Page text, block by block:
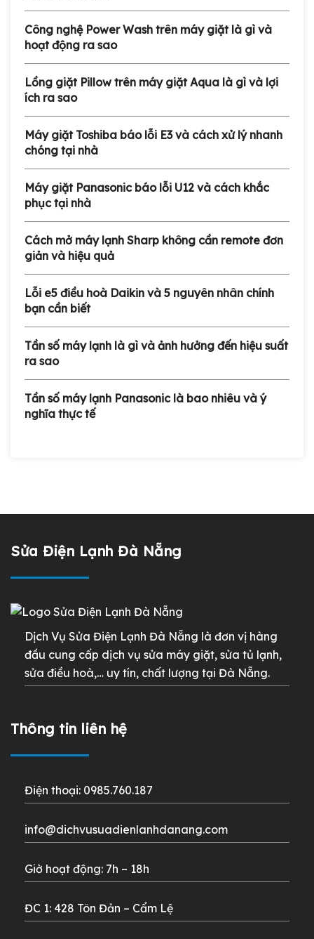
Công nghệ Power Wash trên máy giặt là gì và
hoạt động ra sao
Lồng giặt Pillow trên máy giặt Aqua là gì và lợi
ích ra sao
Máy giặt Toshiba báo lỗi E3 và cách xử lý nhanh
chóng tại nhà
Máy giặt Panasonic báo lỗi U12 và cách khắc
phục tại nhà
Cách mở máy lạnh Sharp không cần remote đơn
giản và hiệu quả
Lỗi e5 điều hoà Daikin và 5 nguyên nhân chính
bạn cần biết
Tần số máy lạnh là gì và ảnh hưởng đến hiệu suất
ra sao
Tần số máy lạnh Panasonic là bao nhiêu và ý
nghĩa thực tế
Sửa Điện Lạnh Đà Nẵng
Dịch Vụ Sửa Điện Lạnh Đà Nẵng là đơn vị hàng
đầu cung cấp dịch vụ sửa máy giặt, sửa tủ lạnh,
sửa điều hoà,… uy tín, chất lượng tại Đà Nẵng.
Thông tin liên hệ
Điện thoại: 0985.760.187
info@dichvusuadienlanhdanang.com
Giờ hoạt động: 7h – 18h
ĐC 1: 428 Tôn Đản – Cẩm Lệ